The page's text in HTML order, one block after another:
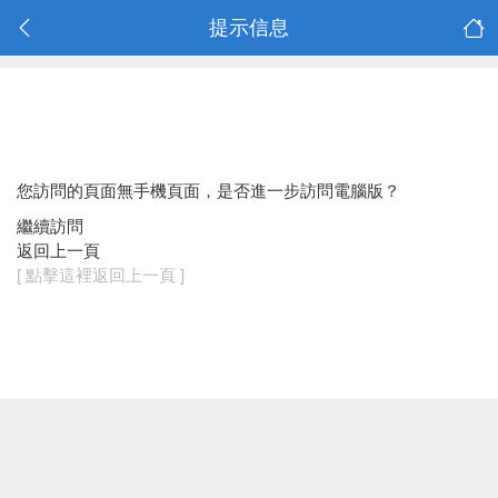
提示信息
您訪問的頁面無手機頁面，是否進一步訪問電腦版？
繼續訪問
返回上一頁
[ 點擊這裡返回上一頁 ]